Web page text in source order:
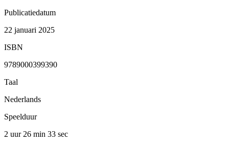
Publicatiedatum
22 januari 2025
ISBN
9789000399390
Taal
Nederlands
Speelduur
2 uur 26 min 33 sec